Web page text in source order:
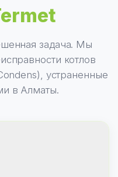
задача. Мы
котлов
устраненные
в Алматы.